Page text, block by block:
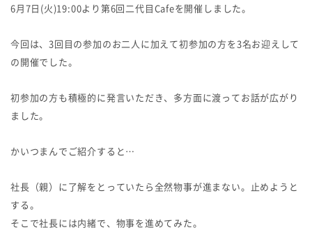
6月7日(火)19:00より第6回二代目Cafeを開催しました。
今回は、3回目の参加のお二人に加えて初参加の方を3名お迎えして
の開催でした。
初参加の方も積極的に発言いただき、多方面に渡ってお話が広がり
ました。
かいつまんでご紹介すると…
社長（親）に了解をとっていたら全然物事が進まない。止めようと
する。
そこで社長には内緒で、物事を進めてみた。